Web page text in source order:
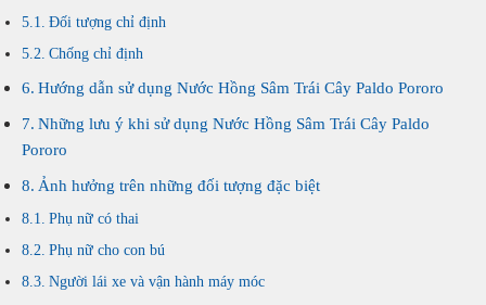
Đối tượng chỉ định
Chống chỉ định
Hướng dẫn sử dụng Nước Hồng Sâm Trái Cây Paldo Pororo
Những lưu ý khi sử dụng Nước Hồng Sâm Trái Cây Paldo
Pororo
Ảnh hưởng trên những đối tượng đặc biệt
Phụ nữ có thai
Phụ nữ cho con bú
Người lái xe và vận hành máy móc